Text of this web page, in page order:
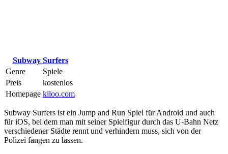
Subway Surfers
Genre
Spiele
Preis
kostenlos
Homepage kiloo.com
Subway Surfers ist ein Jump and Run Spiel für Android und auch
für iOS, bei dem man mit seiner Spielfigur durch das U-Bahn Netz
verschiedener Städte rennt und verhindern muss, sich von der
Polizei fangen zu lassen.